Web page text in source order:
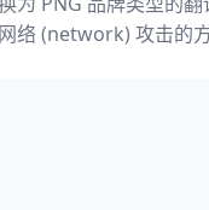
络 (network) 攻击的方